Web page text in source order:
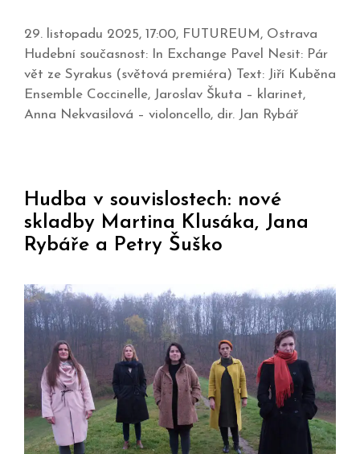
29. listopadu 2025, 17:00, FUTUREUM, Ostrava
Hudební současnost: In Exchange Pavel Nesit: Pár
vět ze Syrakus (světová premiéra) Text: Jiří Kuběna
Ensemble Coccinelle, Jaroslav Škuta – klarinet,
Anna Nekvasilová – violoncello, dir. Jan Rybář
Hudba v souvislostech: nové
skladby Martina Klusáka, Jana
Rybáře a Petry Šuško